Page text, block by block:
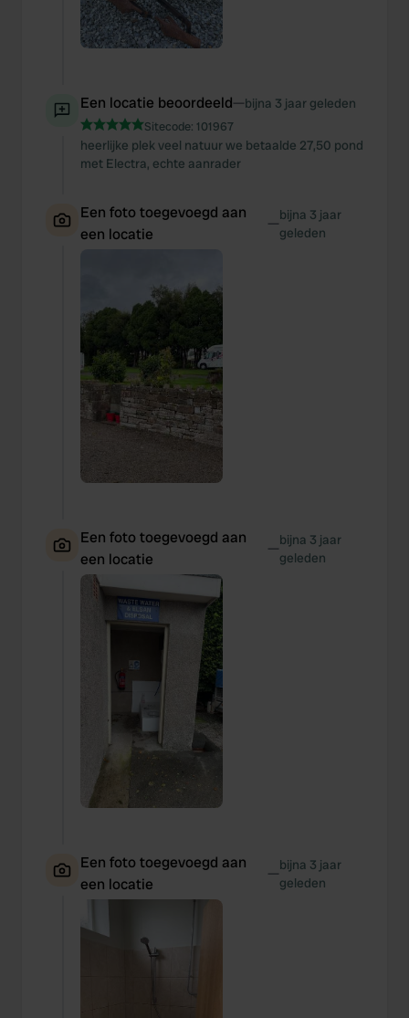
Een locatie beoordeeld—bijna 3 jaar geleden
Sitecode: 101967
heerlijke plek veel natuur we betaalde 27,50 pond
met Electra, echte aanrader
Een foto toegevoegd aan
een locatie
—bijna 3 jaar
geleden
Een foto toegevoegd aan
een locatie
—bijna 3 jaar
geleden
Een foto toegevoegd aan
een locatie
—bijna 3 jaar
geleden